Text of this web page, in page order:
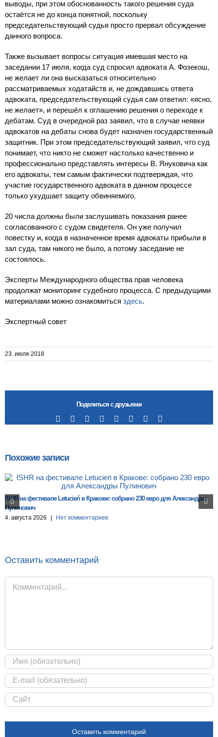
выводы, при этом обоснованность такого решения суда
остаётся не до конца понятной, поскольку
председательствующий судья просто прервал обсуждение
данного вопроса.
Также вызывает вопросы ситуация имевшая место на
заседании 17 июля, когда суд спросил адвоката А. Фозекош,
не желает ли она высказаться относительно
рассматриваемых ходатайств и, не дождавшись ответа
адвоката, председательствующий судья сам ответил: «ясно,
не желает», и перешёл к оглашению решения о переходе к
дебатам. Суд в очередной раз заявил, что в случае неявки
адвокатов на дебаты снова будет назначен государственный
защитник. При этом председательствующий заявил, что суд
понимает, что никто не сможет настолько качественно и
профессионально представлять интересы В. Януковича как
его адвокаты, тем самым фактически подтверждая, что
участие государственного адвоката в данном процессе
только ухудшает защиту обвиняемого.
20 числа должны были заслушивать показания ранее
согласованного с судом свидетеля. Он уже получил
повестку и, когда в назначенное время адвокаты прибыли в
зал суда, там никого не было, а потому заседание не
состоялось.
Эксперты Международного общества прав человека
продолжат мониторинг судебного процесса. С предыдущими
материалами можно ознакомиться здесь.
Экспертный совет
23. июля 2018
Поделиться с друзьями
Facebook RedditLinkedIn
TumblrPinterest
Похожие записи
ISHR на фестивале Letucień в Кракове: собрано 230 евро для Александры
Пулинович
4. августа 2026 Нет комментариев
Оставить комментарий
Комментарий